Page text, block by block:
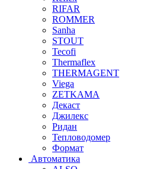
RIFAR
ROMMER
Sanha
STOUT
Tecofi
Thermaflex
THERMAGENT
Viega
ZETKAMA
Декаст
Джилекс
Ридан
Тепловодомер
Формат
Автоматика